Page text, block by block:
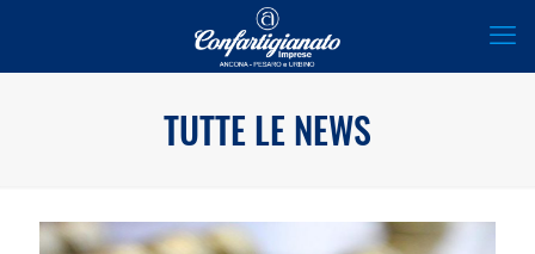
TUTTE LE NEWS